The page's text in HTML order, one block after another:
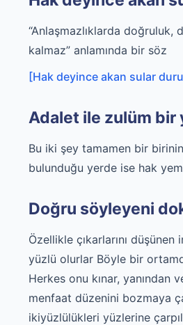
“Anlaşmazlıklarda
kalmaz” anlamında bir söz
[Hak deyince akan sular
Adalet ile zulüm bir
Bu iki şey tamamen bir
bulunduğu yerde ise hak
Doğru söyleyeni
Özellikle çıkarlarını
yüzlü olurlar Böyle bir
Herkes onu kınar, yanından
menfaat düzenini bozmaya
ikiyüzlülükleri yüzlerine